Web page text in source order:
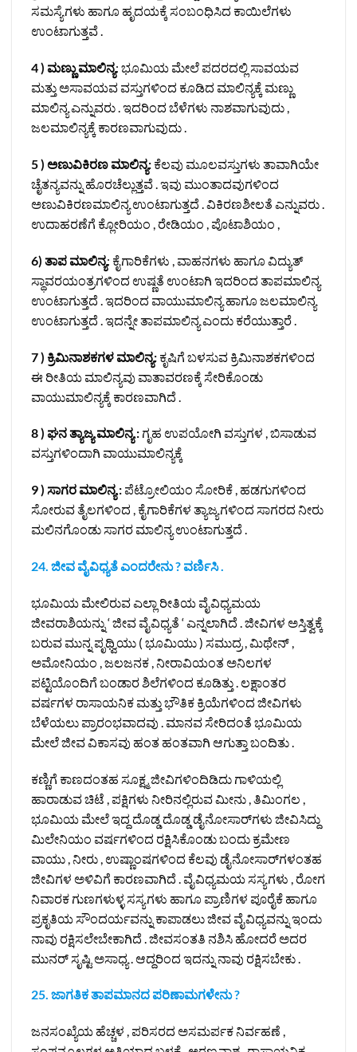
ಸಮಸ್ಯೆಗಳು ಹಾಗೂ ಹೃದಯಕ್ಕೆ ಸಂಬಂಧಿಸಿದ ಕಾಯಿಲೆಗಳು
ಉಂಟಾಗುತ್ತವೆ .
4 ) ಮಣ್ಣು ಮಾಲಿನ್ಯ: ಭೂಮಿಯ ಮೇಲೆ ಪದರದಲ್ಲಿ ಸಾವಯವ
ಮತ್ತು ಅಸಾವಯವ ವಸ್ತುಗಳಿಂದ ಕೂಡಿದ ಮಾಲಿನ್ಯಕ್ಕೆ ಮಣ್ಣು
ಮಾಲಿನ್ಯ ಎನ್ನುವರು . ಇದರಿಂದ ಬೆಳೆಗಳು ನಾಶವಾಗುವುದು ,
ಜಲಮಾಲಿನ್ಯಕ್ಕೆ ಕಾರಣವಾಗುವುದು .
5 ) ಅಣುವಿಕಿರಣ ಮಾಲಿನ್ಯ: ಕೆಲವು ಮೂಲವಸ್ತುಗಳು ತಾವಾಗಿಯೇ
ಚೈತನ್ಯವನ್ನು ಹೊರಚೆಲ್ಲುತ್ತವೆ . ಇವು ಮುಂತಾದವುಗಳಿಂದ
ಅಣುವಿಕಿರಣಮಾಲಿನ್ಯ ಉಂಟಾಗುತ್ತದೆ . ವಿಕಿರಣಶೀಲತೆ ಎನ್ನುವರು .
ಉದಾಹರಣೆಗೆ ಕ್ಲೋರಿಯಂ , ರೇಡಿಯಂ , ಪೊಟಾಶಿಯಂ ,
6) ತಾಪ ಮಾಲಿನ್ಯ: ಕೈಗಾರಿಕೆಗಳು , ವಾಹನಗಳು ಹಾಗೂ ವಿದ್ಯುತ್
ಸ್ಥಾವರಯಂತ್ರಗಳಿಂದ ಉಷ್ಣತೆ ಉಂಟಾಗಿ ಇದರಿಂದ ತಾಪಮಾಲಿನ್ಯ
ಉಂಟಾಗುತ್ತದೆ . ಇದರಿಂದ ವಾಯುಮಾಲಿನ್ಯ ಹಾಗೂ ಜಲಮಾಲಿನ್ಯ
ಉಂಟಾಗುತ್ತದೆ . ಇದನ್ನೇ ತಾಪಮಾಲಿನ್ಯ ಎಂದು ಕರೆಯುತ್ತಾರೆ .
7 ) ಕ್ರಿಮಿನಾಶಕಗಳ ಮಾಲಿನ್ಯ: ಕೃಷಿಗೆ ಬಳಸುವ ಕ್ರಿಮಿನಾಶಕಗಳಿಂದ
ಈ ರೀತಿಯ ಮಾಲಿನ್ಯವು ವಾತಾವರಣಕ್ಕೆ ಸೇರಿಕೊಂಡು
ವಾಯುಮಾಲಿನ್ಯಕ್ಕೆ ಕಾರಣವಾಗಿದೆ .
8 ) ಘನ ತ್ಯಾಜ್ಯ ಮಾಲಿನ್ಯ : ಗೃಹ ಉಪಯೋಗಿ ವಸ್ತುಗಳ , ಬಿಸಾಡುವ
ವಸ್ತುಗಳಿಂದಾಗಿ ವಾಯುಮಾಲಿನ್ಯಕ್ಕೆ
9 ) ಸಾಗರ ಮಾಲಿನ್ಯ :ಪೆಟ್ರೋಲಿಯಂ ಸೋರಿಕೆ , ಹಡಗುಗಳಿಂದ
ಸೋರುವ ತೈಲಗಳಿಂದ , ಕೈಗಾರಿಕೆಗಳ ತ್ಯಾಜ್ಯಗಳಿಂದ ಸಾಗರದ ನೀರು
ಮಲಿನಗೊಂಡು ಸಾಗರ ಮಾಲಿನ್ಯ ಉಂಟಾಗುತ್ತದೆ .
24. ಜೀವ ವೈವಿಧ್ಯತೆ ಎಂದರೇನು ? ವರ್ಣಿಸಿ .
ಭೂಮಿಯ ಮೇಲಿರುವ ಎಲ್ಲಾ ರೀತಿಯ ವೈವಿಧ್ಯಮಯ
ಜೀವರಾಶಿಯನ್ನು ‘ ಜೀವ ವೈವಿಧ್ಯತೆ ‘ ಎನ್ನಲಾಗಿದೆ . ಜೀವಿಗಳ ಅಸ್ತಿತ್ವಕ್ಕೆ
ಬರುವ ಮುನ್ನ ಪೃಥ್ವಿಯು ( ಭೂಮಿಯು ) ಸಮುದ್ರ , ಮಿಥೇನ್ ,
ಅಮೋನಿಯಂ , ಜಲಜನಕ , ನೀರಾವಿಯಂತ ಅನಿಲಗಳ
ಪಟ್ಟಿಯೊಂದಿಗೆ ಬಂಡಾರ ಶಿಲೆಗಳಿಂದ ಕೂಡಿತ್ತು . ಲಕ್ಷಾಂತರ
ವರ್ಷಗಳ ರಾಸಾಯನಿಕ ಮತ್ತು ಭೌತಿಕ ಕ್ರಿಯೆಗಳಿಂದ ಜೀವಿಗಳು
ಬೆಳೆಯಲು ಪ್ರಾರಂಭವಾದವು . ಮಾನವ ಸೇರಿದಂತೆ ಭೂಮಿಯ
ಮೇಲೆ ಜೀವ ವಿಕಾಸವು ಹಂತ ಹಂತವಾಗಿ ಆಗುತ್ತಾ ಬಂದಿತು .
ಕಣ್ಣಿಗೆ ಕಾಣದಂತಹ ಸೂಕ್ಷ್ಮ ಜೀವಿಗಳಿಂದಿಡಿದು ಗಾಳಿಯಲ್ಲಿ
ಹಾರಾಡುವ ಚಿಟೆ , ಪಕ್ಷಿಗಳು ನೀರಿನಲ್ಲಿರುವ ಮೀನು , ತಿಮಿಂಗಲ ,
ಭೂಮಿಯ ಮೇಲೆ ಇದ್ದ ದೊಡ್ಡ ದೊಡ್ಡ ಡೈನೋಸಾರ್‌ಗಳು ಜೀವಿಸಿದ್ದು
ಮಿಲೇನಿಯಂ ವರ್ಷಗಳಿಂದ ರಕ್ಷಿಸಿಕೊಂಡು ಬಂದು ಕ್ರಮೇಣ
ವಾಯು , ನೀರು , ಉಷ್ಣಾಂಷಗಳಿಂದ ಕೆಲವು ಡೈನೋಸಾರ್‌ಗಳಂತಹ
ಜೀವಿಗಳ ಅಳಿವಿಗೆ ಕಾರಣವಾಗಿದೆ . ವೈವಿಧ್ಯಮಯ ಸಸ್ಯಗಳು , ರೋಗ
ನಿವಾರಕ ಗುಣಗಳುಳ್ಳ ಸಸ್ಯಗಳು ಹಾಗೂ ಪ್ರಾಣಿಗಳ ಪೂರೈಕೆ ಹಾಗೂ
ಪ್ರಕೃತಿಯ ಸೌಂದರ್ಯವನ್ನು ಕಾಪಾಡಲು ಜೀವ ವೈವಿಧ್ಯವನ್ನು ಇಂದು
ನಾವು ರಕ್ಷಿಸಲೇಬೇಕಾಗಿದೆ . ಜೀವಸಂತತಿ ನಶಿಸಿ ಹೋದರೆ ಅದರ
ಮುನರ್‌ ಸೃಷ್ಟಿ ಅಸಾಧ್ಯ . ಆದ್ದರಿಂದ ಇದನ್ನು ನಾವು ರಕ್ಷಿಸಬೇಕು .
25. ಜಾಗತಿಕ ತಾಪಮಾನದ ಪರಿಣಾಮಗಳೇನು ?
ಜನಸಂಖ್ಯೆಯ ಹೆಚ್ಚಳ , ಪರಿಸರದ ಅಸಮರ್ಪಕ ನಿರ್ವಹಣೆ ,